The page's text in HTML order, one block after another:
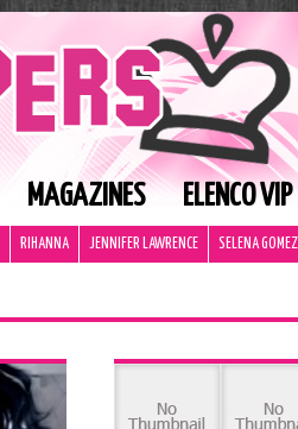
MAGAZINES ELENCO VIP
RIHANNA JENNIFER LAWRENCE SELENA GOMEZ